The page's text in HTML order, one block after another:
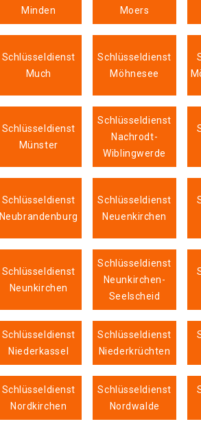
Minden
Moers
Schlüsseldienst
Much
Schlüsseldienst
Möhnesee
Schlüsseldienst
Münster
Schlüsseldienst
Nachrodt-
Wiblingwerde
Schlüsseldienst
Neubrandenburg
Schlüsseldienst
Neuenkirchen
Schlüsseldienst
Neunkirchen
Schlüsseldienst
Neunkirchen-
Seelscheid
Schlüsseldienst
Niederkassel
Schlüsseldienst
Niederkrüchten
Schlüsseldienst
Nordkirchen
Schlüsseldienst
Nordwalde